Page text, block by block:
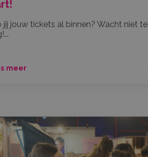
jij jouw tickets al binnen? Wacht niet te
meer